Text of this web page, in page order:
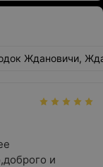
Ждановичи,
и